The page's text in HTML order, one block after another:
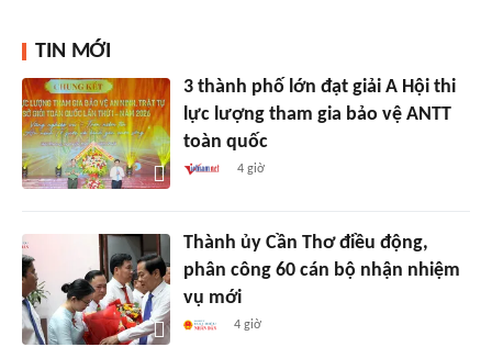
TIN MỚI
3 thành phố lớn đạt giải A Hội thi
lực lượng tham gia bảo vệ ANTT
toàn quốc
4 giờ
Thành ủy Cần Thơ điều động,
phân công 60 cán bộ nhận nhiệm
vụ mới
4 giờ